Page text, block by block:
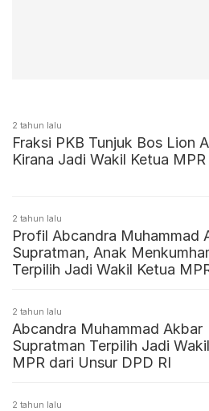
2 tahun lalu
Fraksi PKB Tunjuk Bos Lion
Kirana Jadi Wakil Ketua MPR
2 tahun lalu
Profil Abcandra Muhammad
Supratman, Anak
Terpilih Jadi Wakil Ketua
2 tahun lalu
Abcandra Muhammad Akbar
Supratman Terpilih Jadi
MPR dari Unsur DPD RI
2 tahun lalu